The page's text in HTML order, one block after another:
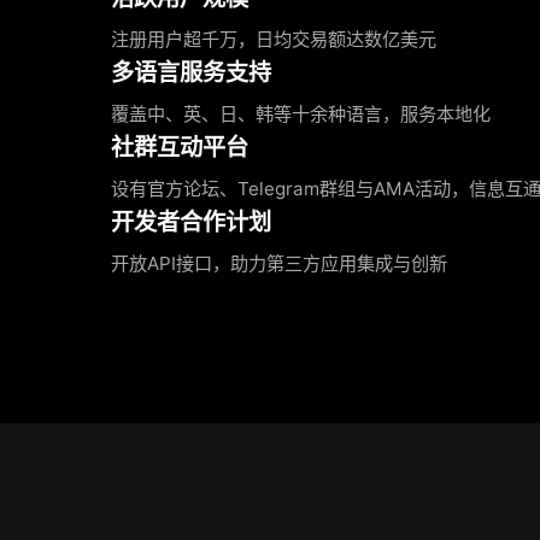
注册用户超千万，日均交易额达数亿美元
多语言服务支持
覆盖中、英、日、韩等十余种语言，服务本地化
社群互动平台
设有官方论坛、Telegram群组与AMA活动，信息互
开发者合作计划
开放API接口，助力第三方应用集成与创新